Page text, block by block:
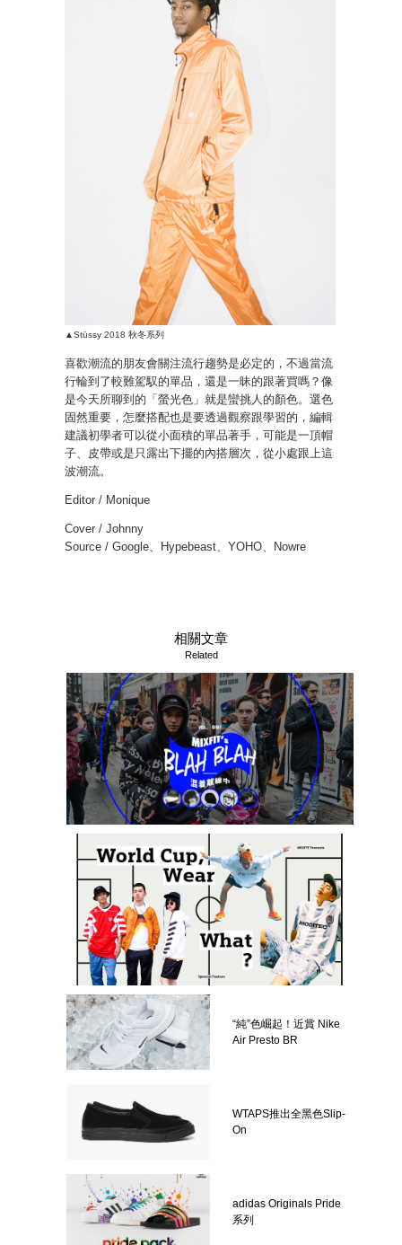
▲Stüssy 2018 秋冬系列
喜歡潮流的朋友會關注流行趨勢是必定的，不過當流
行輪到了較難駕馭的單品，還是一昧的跟著買嗎？像
是今天所聊到的「螢光色」就是蠻挑人的顏色。選色
固然重要，怎麼搭配也是要透過觀察跟學習的，編輯
建議初學者可以從小面積的單品著手，可能是一頂帽
子、皮帶或是只露出下擺的內搭層次，從小處跟上這
波潮流。
Editor / Monique
Cover / Johnny
Source / Google、Hypebeast、YOHO、Nowre
相關文章
Related
“純”色崛起！近賞 Nike
Air Presto BR
WTAPS推出全黑色Slip-
On
adidas Originals Pride
系列